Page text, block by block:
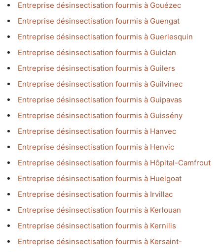
Entreprise désinsectisation fourmis à Gouézec
Entreprise désinsectisation fourmis à Guengat
Entreprise désinsectisation fourmis à Guerlesquin
Entreprise désinsectisation fourmis à Guiclan
Entreprise désinsectisation fourmis à Guilers
Entreprise désinsectisation fourmis à Guilvinec
Entreprise désinsectisation fourmis à Guipavas
Entreprise désinsectisation fourmis à Guissény
Entreprise désinsectisation fourmis à Hanvec
Entreprise désinsectisation fourmis à Henvic
Entreprise désinsectisation fourmis à Hôpital-Camfrout
Entreprise désinsectisation fourmis à Huelgoat
Entreprise désinsectisation fourmis à Irvillac
Entreprise désinsectisation fourmis à Kerlouan
Entreprise désinsectisation fourmis à Kernilis
Entreprise désinsectisation fourmis à Kersaint-